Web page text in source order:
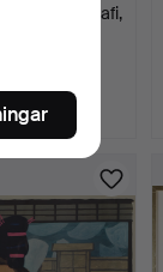
färglitografi,